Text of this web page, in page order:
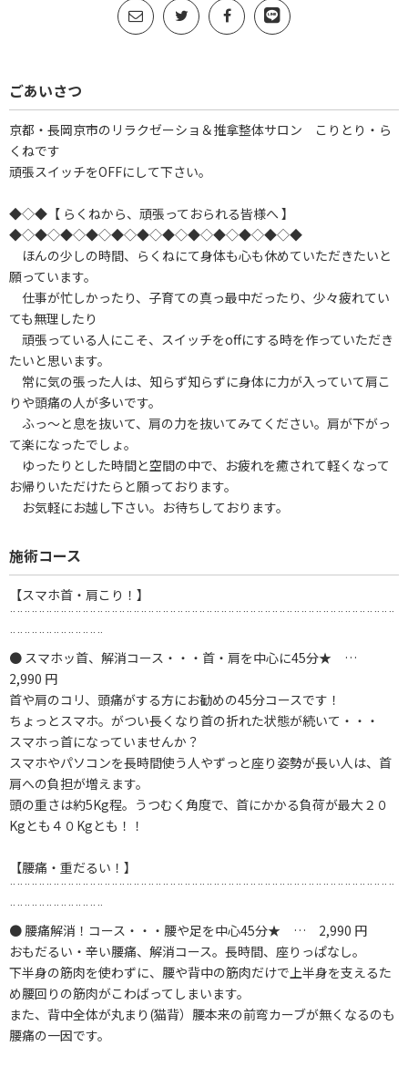
ごあいさつ
京都・長岡京市のリラクゼーショ＆推拿整体サロン こりとり・ら
くねです
頑張スイッチをOFFにして下さい。
◆◇◆【 らくねから、頑張っておられる皆様へ 】
◆◇◆◇◆◇◆◇◆◇◆◇◆◇◆◇◆◇◆◇◆◇◆
ほんの少しの時間、らくねにて身体も心も休めていただきたいと
願っています。
仕事が忙しかったり、子育ての真っ最中だったり、少々疲れてい
ても無理したり
頑張っている人にこそ、スイッチをoffにする時を作っていただき
たいと思います。
常に気の張った人は、知らず知らずに身体に力が入っていて肩こ
りや頭痛の人が多いです。
ふっ～と息を抜いて、肩の力を抜いてみてください。肩が下がっ
て楽になったでしょ。
ゆったりとした時間と空間の中で、お疲れを癒されて軽くなって
お帰りいただけたらと願っております。
お気軽にお越し下さい。お待ちしております。
施術コース
【スマホ首・肩こり！】
¨¨¨¨¨¨¨¨¨¨¨¨¨¨¨¨¨¨¨¨¨¨¨¨¨¨¨¨¨¨¨¨¨¨¨¨¨¨¨¨¨¨¨¨¨¨¨¨¨¨¨¨¨
¨¨¨¨¨¨¨¨¨¨¨¨¨
● スマホッ首、解消コース・・・首・肩を中心に45分★ …
2,990 円
首や肩のコリ、頭痛がする方にお勧めの45分コースです！
ちょっとスマホ。がつい長くなり首の折れた状態が続いて・・・
スマホっ首になっていませんか？
スマホやパソコンを長時間使う人やずっと座り姿勢が長い人は、首
肩への負担が増えます。
頭の重さは約5Kg程。うつむく角度で、首にかかる負荷が最大２０
Kgとも４０Kgとも！！
【腰痛・重だるい！】
¨¨¨¨¨¨¨¨¨¨¨¨¨¨¨¨¨¨¨¨¨¨¨¨¨¨¨¨¨¨¨¨¨¨¨¨¨¨¨¨¨¨¨¨¨¨¨¨¨¨¨¨¨
¨¨¨¨¨¨¨¨¨¨¨¨¨
● 腰痛解消！コース・・・腰や足を中心45分★ … 2,990 円
おもだるい・辛い腰痛、解消コース。長時間、座りっぱなし。
下半身の筋肉を使わずに、腰や背中の筋肉だけで上半身を支えるた
め腰回りの筋肉がこわばってしまいます。
また、背中全体が丸まり(猫背）腰本来の前弯カーブが無くなるのも
腰痛の一因です。